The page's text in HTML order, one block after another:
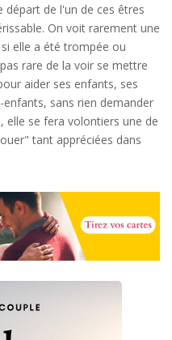
de l'un de ces êtres
On voit rarement une
elle a été trompée ou
rare de la voir se mettre
aider ses enfants, ses
sans rien demander
elle se fera volontiers une de
tant appréciées dans